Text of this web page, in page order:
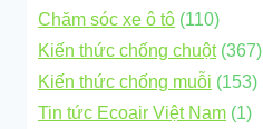
Chăm sóc xe ô tô (110)
Kiến thức chống chuột(367)
Kiến thức chống muỗi (153)
Tin tức Ecoair Việt Nam (1)